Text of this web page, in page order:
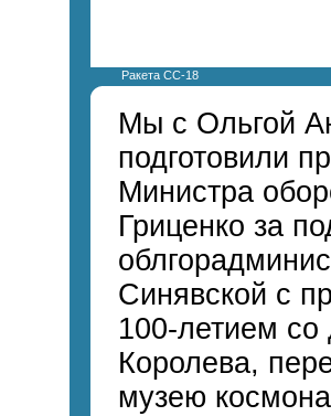
Pакетa СС-18
Мы с Ольгой
подготовили
Мини­стра
Гриценко за
Синявской с
100-летием
Королева,
музею